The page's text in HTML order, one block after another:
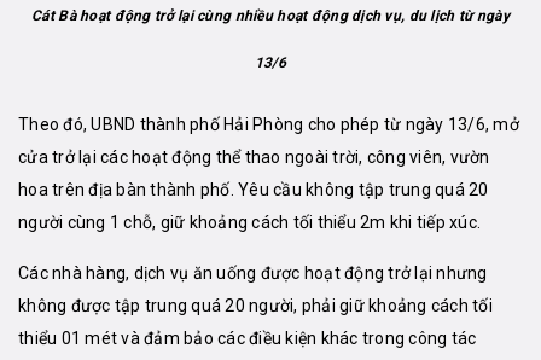
Cát Bà hoạt động trở lại cùng nhiều hoạt động dịch vụ, du lịch từ ngày
13/6
Theo đó, UBND thành phố Hải Phòng cho phép từ ngày 13/6, mở
cửa trở lại các hoạt động thể thao ngoài trời, công viên, vườn
hoa trên địa bàn thành phố. Yêu cầu không tập trung quá 20
người cùng 1 chỗ, giữ khoảng cách tối thiểu 2m khi tiếp xúc.
Các nhà hàng, dịch vụ ăn uống được hoạt động trở lại nhưng
không được tập trung quá 20 người, phải giữ khoảng cách tối
thiểu 01 mét và đảm bảo các điều kiện khác trong công tác